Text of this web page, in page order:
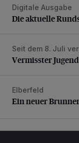
Die aktuelle
Digitale Ausgabe
Die aktuelle
Vermisster
Seit dem 8. Juli
Vermisster
Ein neuer
Elberfeld
Ein neuer